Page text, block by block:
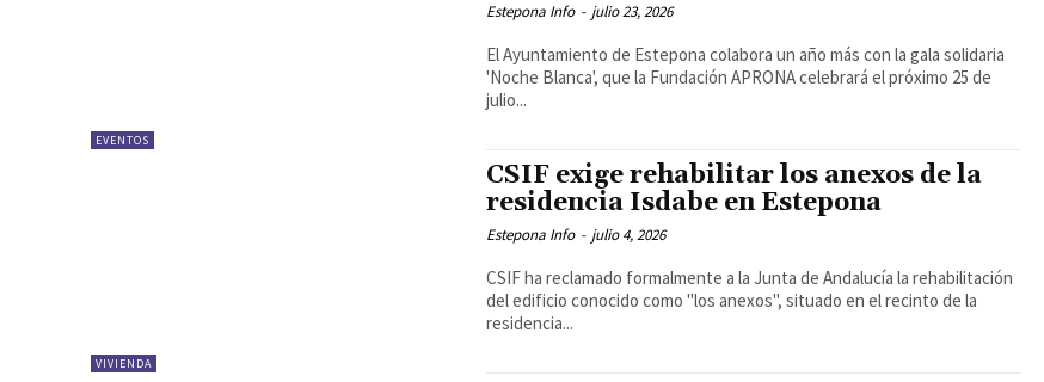
EVENTOS
Estepona Info - julio 23, 2026
El Ayuntamiento de Estepona colabora un año más con la gala solidaria
'Noche Blanca', que la Fundación APRONA celebrará el próximo 25 de
julio...
VIVIENDA
CSIF exige rehabilitar los anexos de la
residencia Isdabe en Estepona
Estepona Info - julio 4, 2026
CSIF ha reclamado formalmente a la Junta de Andalucía la rehabilitación
del edificio conocido como "los anexos", situado en el recinto de la
residencia...